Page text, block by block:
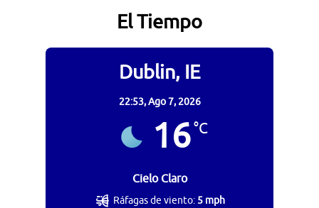
El Tiempo
Dublin, IE
22:53,Ago 7, 2026
16°C
Cielo Claro
Ráfagas de viento: 5 mph